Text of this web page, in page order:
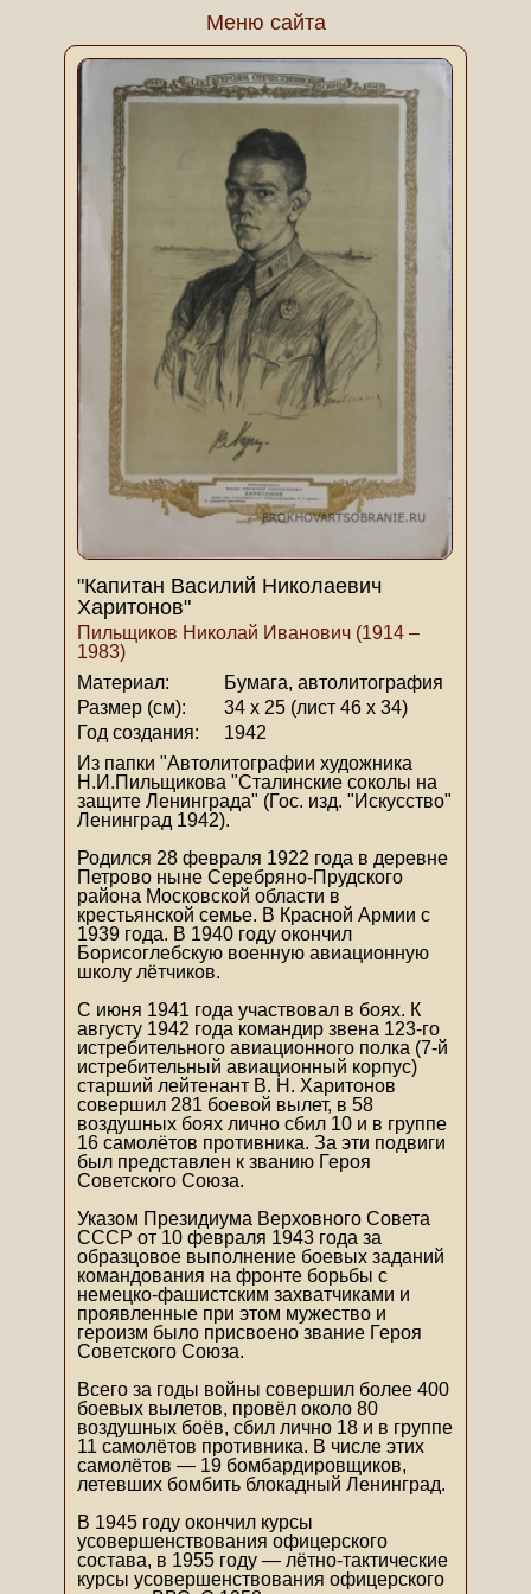
Меню сайта
"Капитан Василий Николаевич
Харитонов"
Пильщиков Николай Иванович (1914 –
1983)
Материал:
Бумага, автолитография
Размер (см):
34 х 25 (лист 46 х 34)
Год создания:
1942
Из папки "Автолитографии художника
Н.И.Пильщикова "Сталинские соколы на
защите Ленинграда" (Гос. изд. "Искусство"
Ленинград 1942).
Родился 28 февраля 1922 года в деревне
Петрово ныне Серебряно-Прудского
района Московской области в
крестьянской семье. В Красной Армии с
1939 года. В 1940 году окончил
Борисоглебскую военную авиационную
школу лётчиков.
C июня 1941 года участвовал в боях. К
августу 1942 года командир звена 123-го
истребительного авиационного полка (7-й
истребительный авиационный корпус)
старший лейтенант В. Н. Xаритонов
совершил 281 боевой вылет, в 58
воздушных боях лично сбил 10 и в группе
16 самолётов противника. За эти подвиги
был представлен к званию Героя
Советского Союза.
Указом Президиума Верховного Совета
СССР от 10 февраля 1943 года за
образцовое выполнение боевых заданий
командования на фронте борьбы с
немецко-фашистским захватчиками и
проявленные при этом мужество и
героизм было присвоено звание Героя
Советского Союза.
Всего за годы войны совершил более 400
боевых вылетов, провёл около 80
воздушных боёв, сбил лично 18 и в группе
11 самолётов противника. В числе этих
самолётов — 19 бомбардировщиков,
летевших бомбить блокадный Ленинград.
В 1945 году окончил курсы
усовершенствования офицерского
состава, в 1955 году — лётно-тактические
курсы усовершенствования офицерского